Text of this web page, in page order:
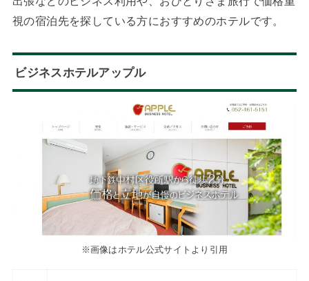
視の宿泊先を探している方におすすめのホテルです。
ビジネスホテルアップル
※画像はホテル公式サイトより引用